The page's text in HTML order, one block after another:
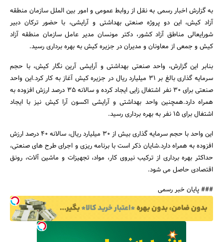
جستجو
به گزارش اخبار رسمی به نقل از روابط عمومی و امور بین الملل سازمان منطقه
آزاد کیش، این دو پروژه صنعتی بهداشتی و آرایشی، با حضور ترکان دبیر
شورایعالی مناطق آزاد کشور، دکتر مونسان مدیر عامل سازمان منطقه آزاد
کیش و جمعی از معاونان و مدیران در جزیره کیش به بهره برداری رسید.
بنابر این گزارش، واحد صنعتی بهداشتی و آرایشی آرین نگار کیش، با حجم
سرمایه گذاری بالغ بر 31 میلیارد ریال در جزیره کیش آغاز به کار کرد.این واحد
صنعتی برای 30 نفر اشتغال زایی ایجاد کرده و سالانه 35 درصد ارزش افزوده به
همراه دارد.همچنین واحد بهداشتی و آرایشی اکسون آرا کیش نیز با ایجاد
اشتغال برای 15 نفر به بهره برداری رسید.
این واحد با حجم سرمایه گذاری بیش از 30 میلیارد ریال، سالانه 40 درصد ارزش
افزوده به همراه دارد.شایان ذکر است با برنامه ریزی و اجرای طرح های صنعتی،
حداکثر بهره برداری از ترکیب نیروی کار، مواد، تجهیزات و ماشین آلات، رونق
اقتصادی حاصل می شود.
### پایان خبر رسمی